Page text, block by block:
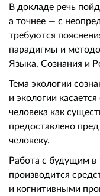
В докладе речь
а точнее — с
требуются
парадигмы и
Языка, Сознания и
Тема экологии
и экологии
человека как
предоставлено
человеку.
Работа с будущим в
производится
и когнитивными